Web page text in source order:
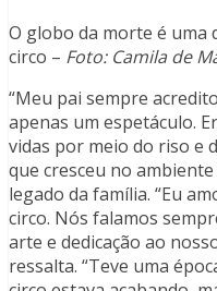
O globo da morte é uma
circo – Foto: Camila de
“Meu pai sempre
apenas um espetáculo.
vidas por meio do riso e
que cresceu no
legado da família. “Eu
circo. Nós falamos
arte e dedicação ao
ressalta. “Teve uma